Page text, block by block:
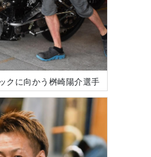
クに向かう桝崎陽介選手